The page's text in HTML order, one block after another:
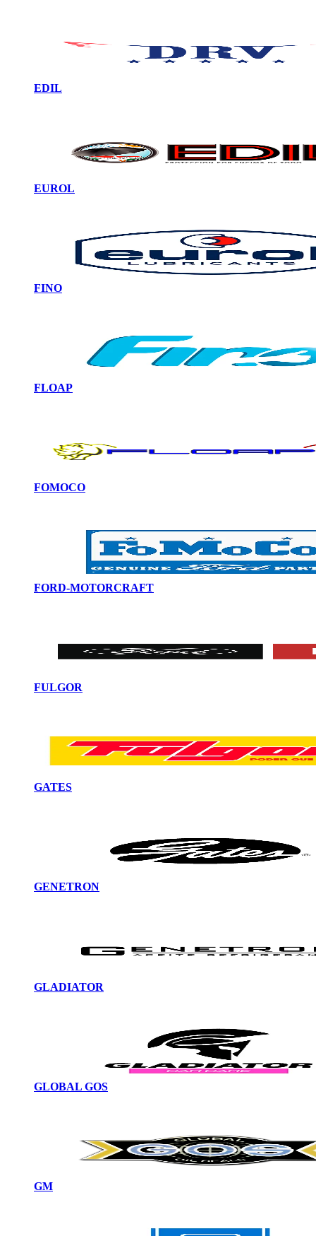
EDIL
EUROL
FINO
FLOAP
FOMOCO
FORD-MOTORCRAFT
FULGOR
GATES
GENETRON
GLADIATOR
GLOBAL GOS
GM